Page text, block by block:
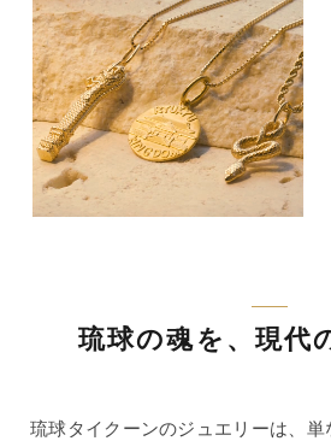
琉球の魂を、現代
琉球タイクーンのジュエリーは、単